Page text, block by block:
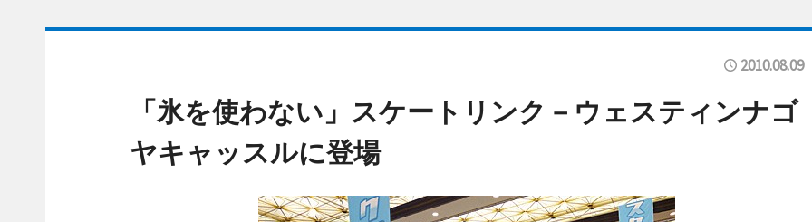
2010.08.09
「氷を使わない」スケートリンク－ウェスティンナゴ
ヤキャッスルに登場